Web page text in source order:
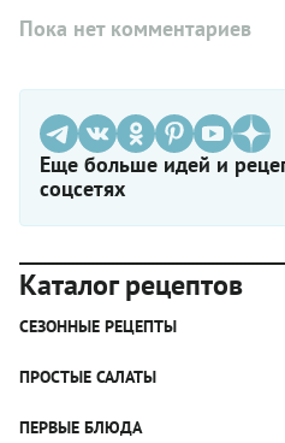
Пока нет комментариев
Еще больше идей и
соцсетях
Каталог рецептов
СЕЗОННЫЕ РЕЦЕПТЫ
Рецепты из капусты
Рецепты с грибами
ПРОСТЫЕ САЛАТЫ
Простые салаты
ПЕРВЫЕ БЛЮДА